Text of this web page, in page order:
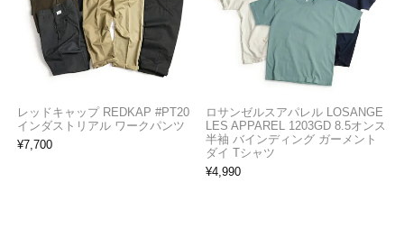
レッドキャップ REDKAP #PT20
インダストリアル ワークパンツ
¥7,700
ロサンゼルスアパレル LOSANGE
LES APPAREL 1203GD 8.5オンス
半袖 バインディング ガーメント
ダイ Tシャツ
¥4,990